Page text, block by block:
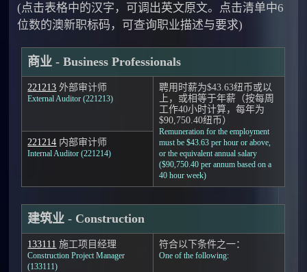
(点击表格中的汉字，可调出英文原文。点击清单中6
位数的澳新职标码，可查询职业描述与要求)
商业 - Business Professionals
221213 外部审计师
External Auditor (221213)
聘用时薪为$43.63纽币或以
上，或相等于年薪（按每周
工作40小时计算，每年为
$90,750.40纽币）
Remuneration for the employment
must be $43.63 per hour or above,
or the equivalent annual salary
($90,750.40 per annum based on a
40 hour week)
221214 内部审计师
Internal Auditor (221214)
建筑业 - Construction
133111 施工项目经理
Construction Project Manager
(133111)
符合以下条件之一：
One of the following: